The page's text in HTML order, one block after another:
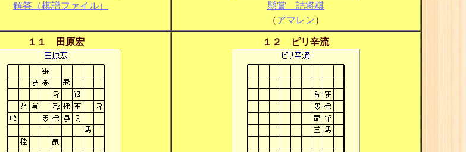
解答（棋譜ファイル）
懸賞 詰将棋
（アマレン）
１１ 田原宏 １２ ピリ辛流